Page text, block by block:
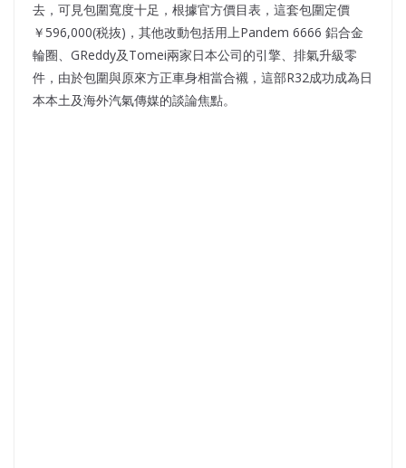
去，可見包圍寬度十足，根據官方價目表，這套包圍定價
￥596,000(税抜)，其他改動包括用上Pandem 6666 鋁合金
輪圈、GReddy及Tomei兩家日本公司的引擎、排氣升級零
件，由於包圍與原來方正車身相當合襯，這部R32成功成為日
本本土及海外汽氣傳媒的談論焦點。